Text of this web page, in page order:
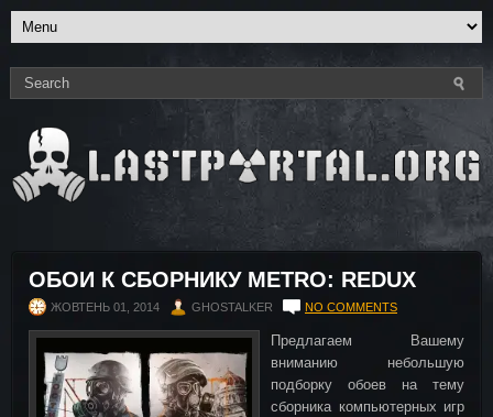
ОБОИ К СБОРНИКУ METRO: REDUX
ЖОВТЕНЬ 01, 2014 GHOSTALKER NO COMMENTS
Предлагаем Вашему
вниманию небольшую
подборку обоев на тему
сборника компьютерных игр